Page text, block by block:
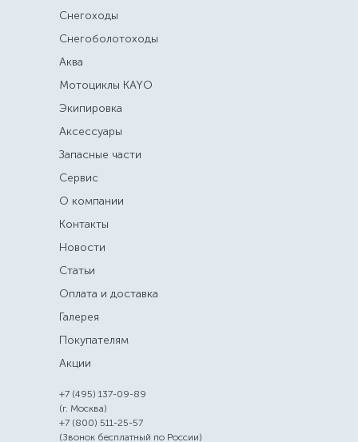
Снегоходы
Снегоболотоходы
Аква
Мотоциклы KAYO
Экипировка
Аксессуары
Запасные части
Сервис
О компании
Контакты
Новости
Статьи
Оплата и доставка
Галерея
Покупателям
Акции
+7 (495) 137-09-89
(г. Москва)
+7 (800) 511-25-57
(Звонок бесплатный по России)